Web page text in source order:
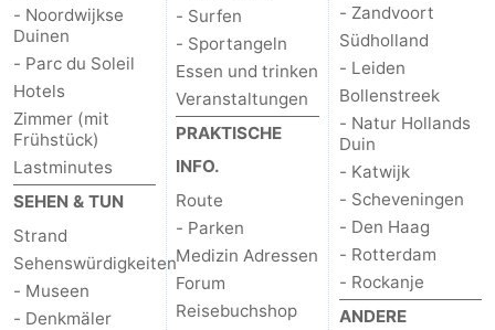
- Noordwijkse
Duinen
- Parc du Soleil
Hotels
Zimmer (mit
Frühstück)
Lastminutes
SEHEN & TUN
Strand
Sehenswürdigkeiten
- Museen
- Denkmäler
- Surfen
- Sportangeln
Essen und trinken
Veranstaltungen
PRAKTISCHE
INFO.
Route
- Parken
Medizin Adressen
Forum
Reisebuchshop
- Zandvoort
Südholland
- Leiden
Bollenstreek
- Natur Hollands
Duin
- Katwijk
- Scheveningen
- Den Haag
- Rotterdam
- Rockanje
ANDERE